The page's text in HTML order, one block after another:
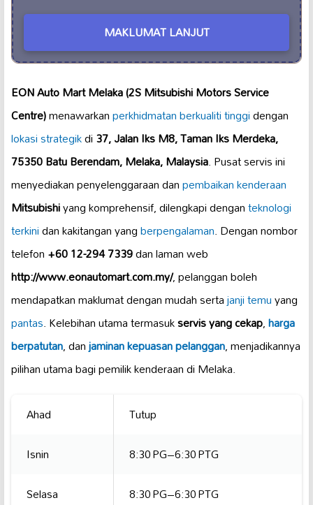
MAKLUMAT LANJUT
EON Auto Mart Melaka (2S Mitsubishi Motors Service
Centre)menawarkanperkhidmatan berkualiti tinggidengan
lokasi strategikdi37, Jalan Iks M8, Taman Iks Merdeka,
75350 Batu Berendam, Melaka, Malaysia. Pusat servis ini
menyediakan penyelenggaraan danpembaikan kenderaan
Mitsubishiyang komprehensif, dilengkapi denganteknologi
terkinidan kakitangan yangberpengalaman. Dengan nombor
telefon+60 12-294 7339dan laman web
http://www.eonautomart.com.my/, pelanggan boleh
mendapatkan maklumat dengan mudah sertajanji temuyang
pantas. Kelebihan utama termasukservis yang cekap,harga
berpatutan, danjaminan kepuasan pelanggan, menjadikannya
pilihan utama bagi pemilik kenderaan di Melaka.
Ahad
Tutup
Isnin
8:30 PG–6:30 PTG
Selasa
8:30 PG–6:30 PTG